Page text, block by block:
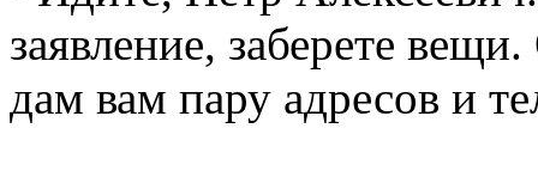
заявление, заберете
дам вам пару адресов и